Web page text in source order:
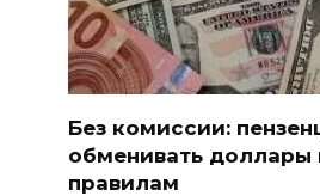
Без комиссии:
обменивать доллары
правилам